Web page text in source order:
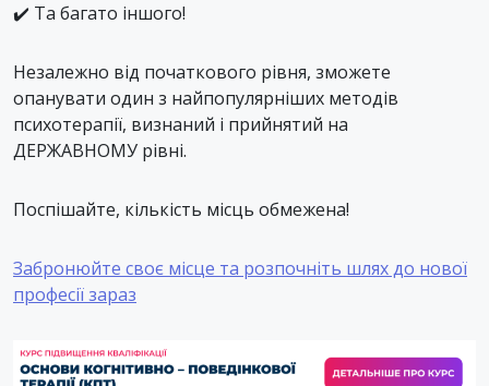
✔️ Та багато іншого!
Незалежно від початкового рівня, зможете
опанувати один з найпопулярніших методів
психотерапії, визнаний і прийнятий на
ДЕРЖАВНОМУ рівні.
Поспішайте, кількість місць обмежена!
Забронюйте своє місце та розпочніть шлях до нової
професії зараз